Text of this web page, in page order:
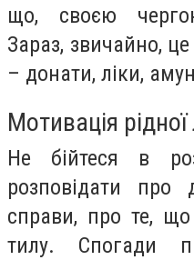
що, своєю
Зараз, звичайно,
– донати, ліки,
Мотивація
Не бійтеся в
розповідати про
справи, про те, що
тилу. Спогади